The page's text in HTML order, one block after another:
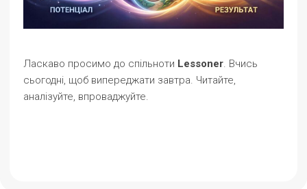
Ласкаво просимо до спільноти Lessoner. Вчись
сьогодні, щоб випереджати завтра. Читайте,
аналізуйте, впроваджуйте.